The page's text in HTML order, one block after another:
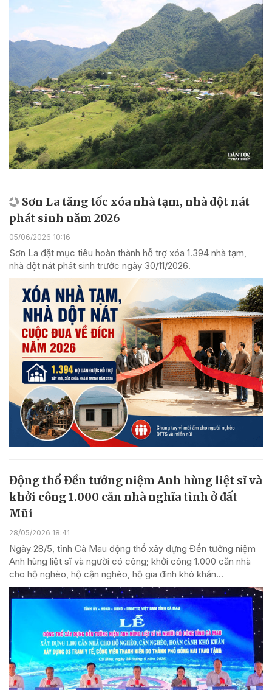
Sơn La tăng tốc xóa nhà tạm, nhà dột nát
phát sinh năm 2026
05/06/2026 10:16
Sơn La đặt mục tiêu hoàn thành hỗ trợ xóa 1.394 nhà tạm,
nhà dột nát phát sinh trước ngày 30/11/2026.
Động thổ Đền tưởng niệm Anh hùng liệt sĩ và
khởi công 1.000 căn nhà nghĩa tình ở đất
Mũi
28/05/2026 18:41
Ngày 28/5, tỉnh Cà Mau động thổ xây dựng Đền tưởng niệm
Anh hùng liệt sĩ và người có công; khởi công 1.000 căn nhà
cho hộ nghèo, hộ cận nghèo, hộ gia đình khó khăn...